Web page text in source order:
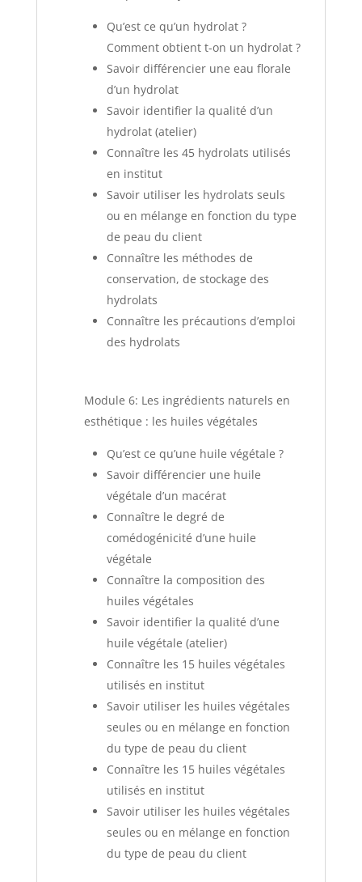
Qu’est ce qu’un hydrolat ?
Comment obtient t-on un hydrolat ?
Savoir différencier une eau florale
d’un hydrolat
Savoir identifier la qualité d’un
hydrolat (atelier)
Connaître les 45 hydrolats utilisés
en institut
Savoir utiliser les hydrolats seuls
ou en mélange en fonction du type
de peau du client
Connaître les méthodes de
conservation, de stockage des
hydrolats
Connaître les précautions d’emploi
des hydrolats
Module 6: Les ingrédients naturels en
esthétique : les huiles végétales
Qu’est ce qu’une huile végétale ?
Savoir différencier une huile
végétale d’un macérat
Connaître le degré de
comédogénicité d’une huile
végétale
Connaître la composition des
huiles végétales
Savoir identifier la qualité d’une
huile végétale (atelier)
Connaître les 15 huiles végétales
utilisés en institut
Savoir utiliser les huiles végétales
seules ou en mélange en fonction
du type de peau du client
Connaître les 15 huiles végétales
utilisés en institut
Savoir utiliser les huiles végétales
seules ou en mélange en fonction
du type de peau du client